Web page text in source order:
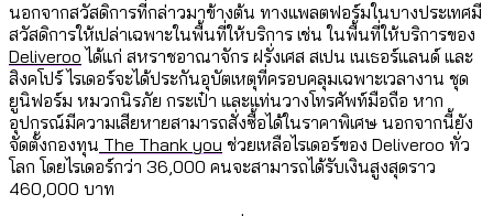
นอกจากสวัสดิการที่กล่าวมาข้างต้น ทางแพลตฟอร์มในบางประเทศมี
สวัสดิการให้เปล่าเฉพาะในพื้นที่ให้บริการ เช่น ในพื้นที่ให้บริการของ
Deliveroo ได้แก่ สหราชอาณาจักร ฝรั่งเศส สเปน เนเธอร์แลนด์ และ
สิงคโปร์ ไรเดอร์จะได้ประกันอุบัตเหตุที่ครอบคลุมเฉพาะเวลางาน ชุด
ยูนิฟอร์ม หมวกนิรภัย กระเป๋า และแท่นวางโทรศัพท์มือถือ หาก
อุปกรณ์มีความเสียหายสามารถสั่งซื้อได้ในราคาพิเศษ นอกจากนี้ยัง
จัดตั้งกองทุน The Thank you ช่วยเหลือไรเดอร์ของ Deliveroo ทั่ว
โลก โดยไรเดอร์กว่า 36,000 คนจะสามารถได้รับเงินสูงสุดราว
460,000 บาท